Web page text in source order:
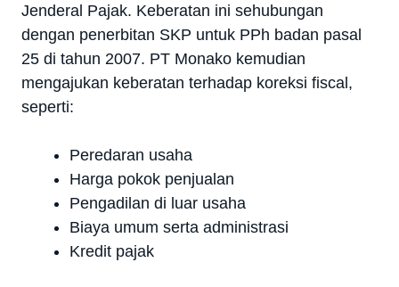
Jenderal Pajak. Keberatan ini sehubungan
dengan penerbitan SKP untuk PPh badan pasal
25 di tahun 2007. PT Monako kemudian
mengajukan keberatan terhadap koreksi fiscal,
seperti:
Peredaran usaha
Harga pokok penjualan
Pengadilan di luar usaha
Biaya umum serta administrasi
Kredit pajak